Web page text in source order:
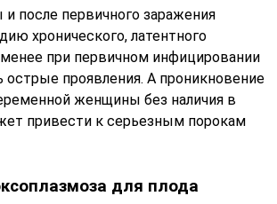
после первичного заражения
хронического, латентного
при первичном инфицировании
острые проявления. А проникновение
женщины без наличия в
привести к серьезным порокам
для плода